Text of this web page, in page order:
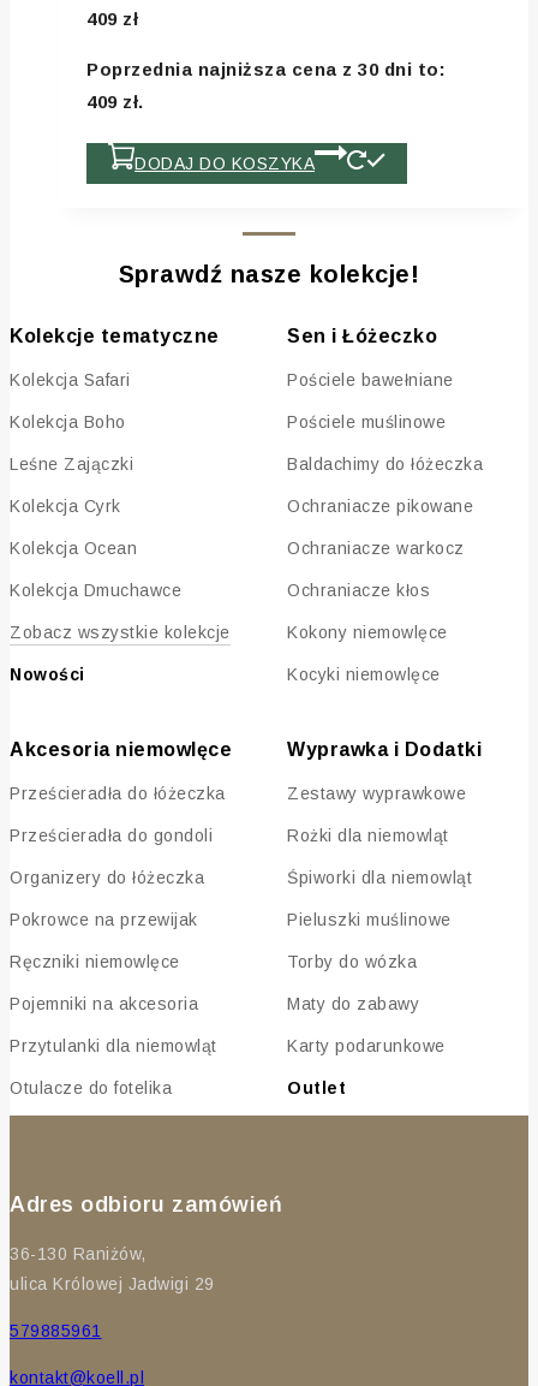
409 zł
Poprzednia najniższa cena z 30 dni to:
409 zł.
DODAJ DO KOSZYKA
Sprawdź nasze kolekcje!
Kolekcje tematyczne
Kolekcja Safari
Kolekcja Boho
Leśne Zajączki
Kolekcja Cyrk
Kolekcja Ocean
Kolekcja Dmuchawce
Zobacz wszystkie kolekcje
Nowości
Sen i Łóżeczko
Pościele bawełniane
Pościele muślinowe
Baldachimy do łóżeczka
Ochraniacze pikowane
Ochraniacze warkocz
Ochraniacze kłos
Kokony niemowlęce
Kocyki niemowlęce
Akcesoria niemowlęce
Prześcieradła do łóżeczka
Prześcieradła do gondoli
Organizery do łóżeczka
Pokrowce na przewijak
Ręczniki niemowlęce
Pojemniki na akcesoria
Przytulanki dla niemowląt
Otulacze do fotelika
Wyprawka i Dodatki
Zestawy wyprawkowe
Rożki dla niemowląt
Śpiworki dla niemowląt
Pieluszki muślinowe
Torby do wózka
Maty do zabawy
Karty podarunkowe
Outlet
Adres odbioru zamówień
36-130 Raniżów,
ulica Królowej Jadwigi 29
579885961
kontakt@koell.pl